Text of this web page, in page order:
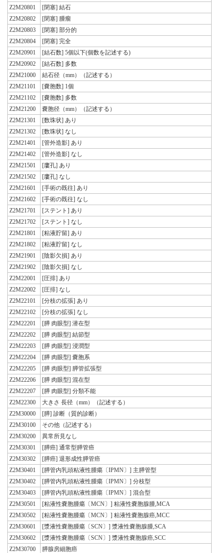
Z2M20801
[閉塞] 結石
Z2M20802
[閉塞] 腫瘤
Z2M20803
[閉塞] 部分的
Z2M20804
[閉塞] 完全
Z2M20901
[結石数] 5個以下(個数を記述する)
Z2M20902
[結石数] 多数
Z2M21000
結石径（mm）（記述する）
Z2M21101
[嚢胞数] 1個
Z2M21102
[嚢胞数] 多数
Z2M21200
嚢胞径（mm）（記述する）
Z2M21301
[数珠状] あり
Z2M21302
[数珠状] なし
Z2M21401
[管外造影] あり
Z2M21402
[管外造影] なし
Z2M21501
[廔孔] あり
Z2M21502
[廔孔] なし
Z2M21601
[手術の既往] あり
Z2M21602
[手術の既往] なし
Z2M21701
[ステント] あり
Z2M21702
[ステント] なし
Z2M21801
[粘液貯留] あり
Z2M21802
[粘液貯留] なし
Z2M21901
[陰影欠損] あり
Z2M21902
[陰影欠損] なし
Z2M22001
[圧排] あり
Z2M22002
[圧排] なし
Z2M22101
[分枝の拡張] あり
Z2M22102
[分枝の拡張] なし
Z2M22201
[膵 肉眼型] 潜在型
Z2M22202
[膵 肉眼型] 結節型
Z2M22203
[膵 肉眼型] 浸潤型
Z2M22204
[膵 肉眼型] 嚢胞系
Z2M22205
[膵 肉眼型] 膵管拡張型
Z2M22206
[膵 肉眼型] 混在型
Z2M22207
[膵 肉眼型] 分類不能
Z2M22300
大きさ 長径（mm）（記述する）
Z2M30000
[膵] 診断（質的診断）
Z2M30100
その他（記述する）
Z2M30200
異常所見なし
Z2M30301
[膵癌] 通常型膵管癌
Z2M30302
[膵癌] 退形成性膵管癌
Z2M30401
[膵管内乳頭粘液性腫瘍〔IPMN〕] 主膵管型
Z2M30402
[膵管内乳頭粘液性腫瘍〔IPMN〕] 分枝型
Z2M30403
[膵管内乳頭粘液性腫瘍〔IPMN〕] 混合型
Z2M30501
[粘液性嚢胞腫瘍〔MCN〕] 粘液性嚢胞腺腫,MCA
Z2M30502
[粘液性嚢胞腫瘍〔MCN〕] 粘液性嚢胞腺癌,MCC
Z2M30601
[漿液性嚢胞腫瘍〔SCN〕] 漿液性嚢胞腺腫,SCA
Z2M30602
[漿液性嚢胞腫瘍〔SCN〕] 漿液性嚢胞腺癌,SCC
Z2M30700
膵腺房細胞癌